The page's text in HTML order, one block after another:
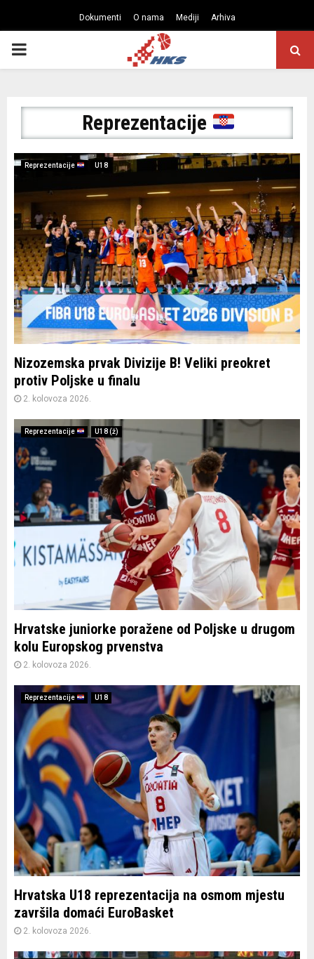
Dokumenti O nama Mediji Arhiva
PRIMARY
Reprezentacije
Reprezentacije U18
Nizozemska prvak Divizije B! Veliki preokret
protiv Poljske u finalu
2. kolovoza 2026.
Reprezentacije U18 (ž)
Hrvatske juniorke poražene od Poljske u drugom
kolu Europskog prvenstva
2. kolovoza 2026.
Reprezentacije U18
Hrvatska U18 reprezentacija na osmom mjestu
završila domaći EuroBasket
2. kolovoza 2026.